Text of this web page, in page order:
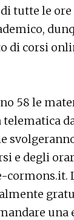
tutte le ore
di corsi
58 le
e degli